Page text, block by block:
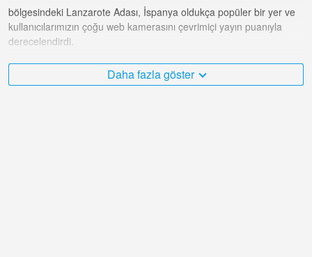
bölgesindeki Lanzarote Adası, İspanya oldukça popüler bir yer ve
kullanıcılarımızın çoğu web kamerasını çevrimiçi yayın puanıyla
derecelendirdi.
ispanya çok çeşitli ve ziyaret etmek istediğim çok sayıda yer var ve
bölgesindeki Lanzarote Adası, İspanya şüphesiz bunlardan biri!
Daha fazla göster